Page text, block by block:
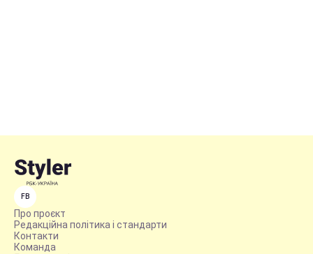
FB
Про проєкт
Редакційна політика і стандарти
Контакти
Команда